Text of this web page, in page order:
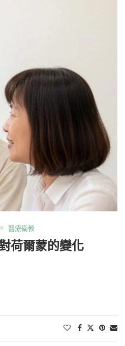
醫療衛教
荷爾蒙的變化